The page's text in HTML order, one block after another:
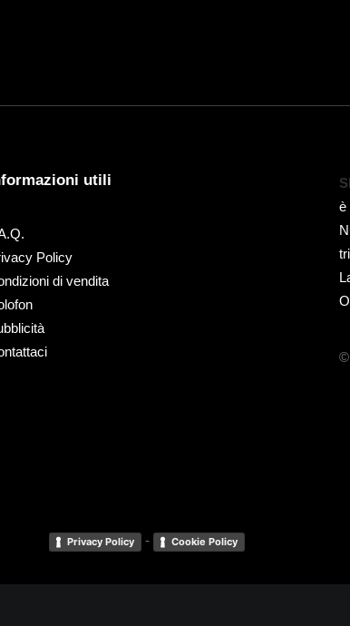
utili
Policy
di vendita
è
©
Privacy Policy - Cookie Policy